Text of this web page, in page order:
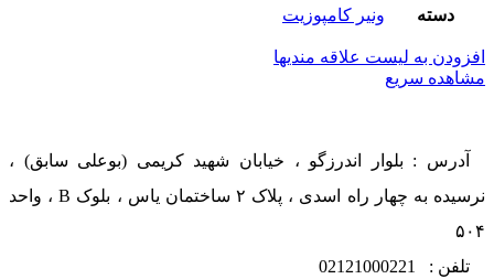
دسته ونیر کامپوزیت
افزودن به لیست علاقه مندیها
مشاهده سریع
آدرس : بلوار اندرزگو ، خیابان شهید کریمی (بوعلی سابق) ،
نرسیده به چهار راه اسدی ، پلاک ۲ ساختمان یاس ، بلوک B ، واحد
۵۰۴
تلفن : 02121000221